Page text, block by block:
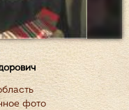
фото